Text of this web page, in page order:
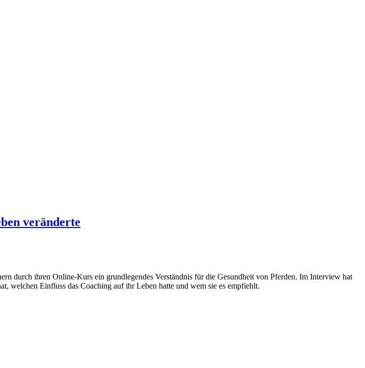
veränderte
durch ihren Online-Kurs ein grundlegendes Verständnis für die Gesundheit von Pferden. Im Interview hat
welchen Einfluss das Coaching auf ihr Leben hatte und wem sie es empfiehlt.